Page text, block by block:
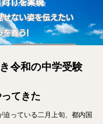
令和の中学受験
令和の中学受験
てきた
っている二月上旬、都内国